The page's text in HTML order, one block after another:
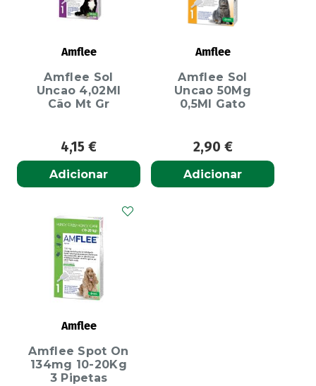
Amflee
Amflee Sol
Uncao 4,02Ml
Cão Mt Gr
4,15 €
Adicionar
Amflee
Amflee Sol
Uncao 50Mg
0,5Ml Gato
2,90 €
Adicionar
Amflee
Amflee Spot On
134mg 10-20Kg
3 Pipetas